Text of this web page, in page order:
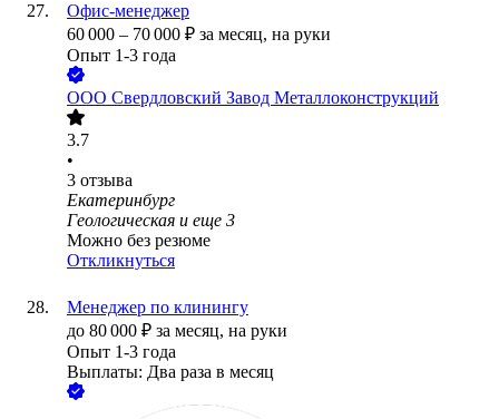
Офис-менеджер
60 000 – 70 000 ₽ за месяц, на руки
Опыт 1-3 года
ООО Свердловский Завод Металлоконструкций
3.7
•
3 отзыва
Екатеринбург
Геологическая и еще 3
Можно без резюме
Откликнуться
Менеджер по клинингу
до 80 000 ₽ за месяц, на руки
Опыт 1-3 года
Выплаты: Два раза в месяц